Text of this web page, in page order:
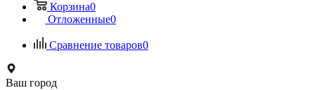
Корзина0
Отложенные0
Сравнение товаров0
Ваш город